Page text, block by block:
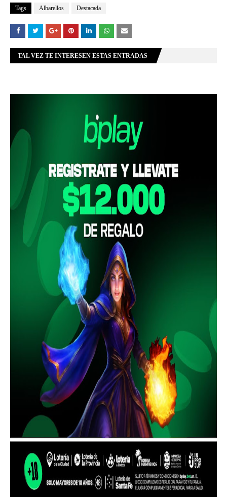
Tags Albarellos Destacada
TAL VEZ TE INTERESEN ESTAS ENTRADAS